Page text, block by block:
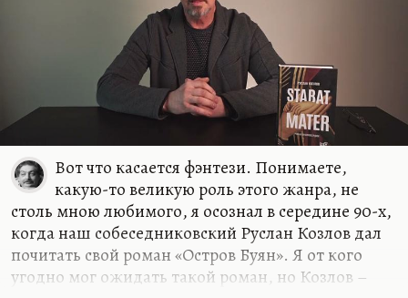
Вот что касается фэнтези. Понимаете,
какую-то великую роль этого жанра, не
столь мною любимого, я осознал в середине 90-х,
когда наш собеседниковский Руслан Козлов дал
почитать свой роман «Остров Буян». Я от кого
угодно мог ожидать такой роман, но Козлов –